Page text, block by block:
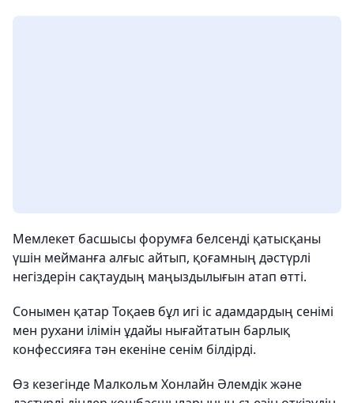
Мемлекет басшысы форумға белсенді қатысқаны
үшін мейманға алғыс айтып, қоғамның дәстүрлі
негіздерін сақтаудың маңыздылығын атап өтті.
Сонымен қатар Тоқаев бұл игі іс адамдардың сенімі
мен рухани ілімін ұдайы нығайтатын барлық
конфессияға тән екеніне сенім білдірді.
Өз кезегінде Малкольм Хонлайн Әлемдік және